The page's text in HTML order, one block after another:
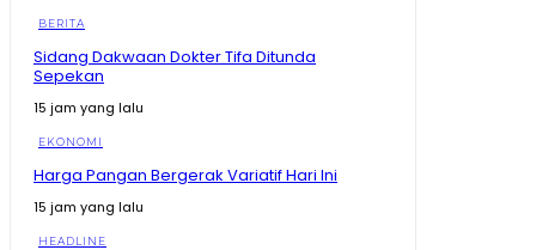
BERITA
Sidang Dakwaan Dokter Tifa Ditunda
Sepekan
15 jam yang lalu
EKONOMI
Harga Pangan Bergerak Variatif Hari Ini
15 jam yang lalu
HEADLINE